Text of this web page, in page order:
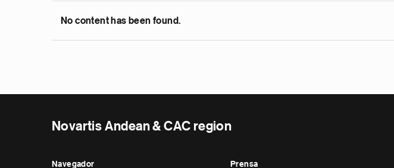
No content has been found.
Novartis Andean & CAC region
Navegador Prensa